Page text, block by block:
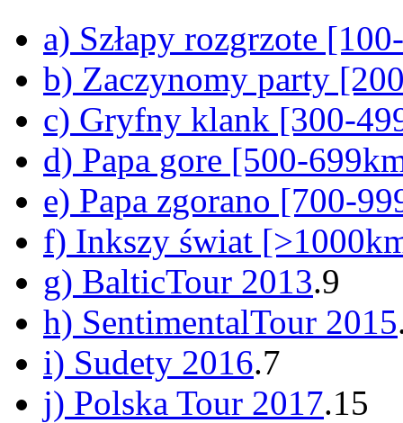
a) Szłapy rozgrzote
b) Zaczynomy party
c) Gryfny klank [300-
d) Papa gore [500-
e) Papa zgorano [700-
f) Inkszy świat
g) BalticTour 2013.9
h) SentimentalTour 2015
i) Sudety 2016.7
j) Polska Tour 2017.15